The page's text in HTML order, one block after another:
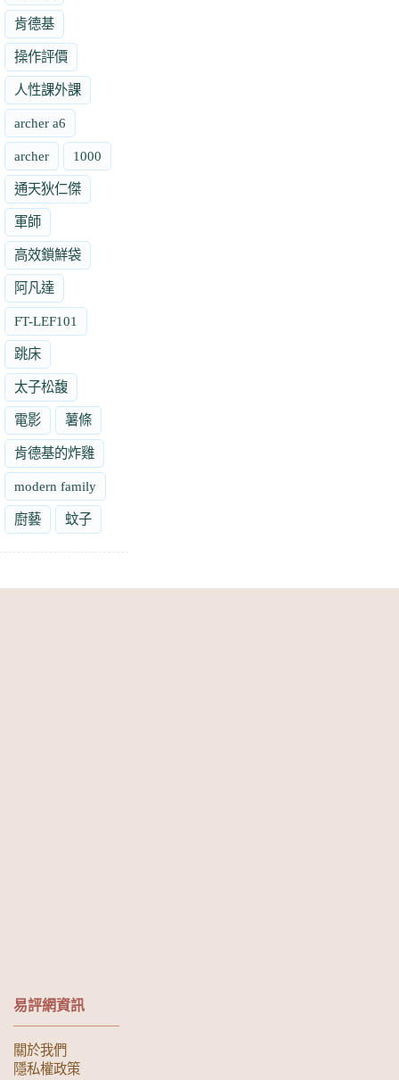
肯德基
操作評價
人性課外課
archer a6
archer 1000
通天狄仁傑
軍師
高效鎖鮮袋
阿凡達
FT-LEF101
跳床
太子松馥
電影 薯條
肯德基的炸雞
modern family
廚藝 蚊子
易評網資訊
關於我們
隱私權政策